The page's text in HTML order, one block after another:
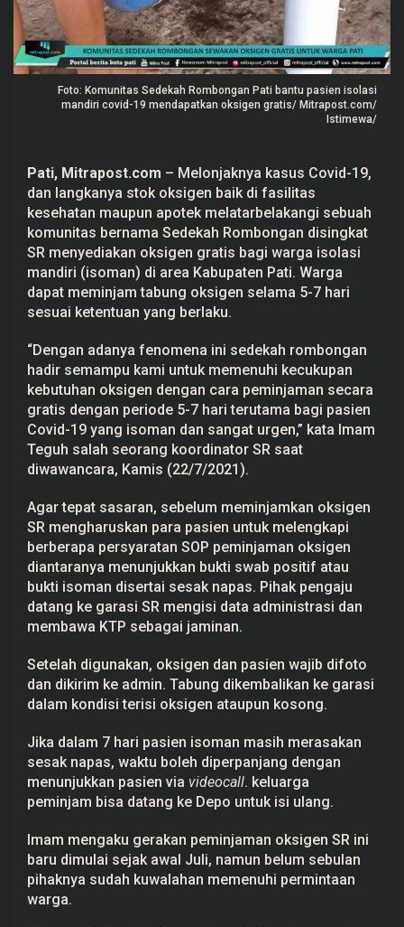
n
S
e
w
a
k
a
n
g
e
n
G
r
a
t
i
s
u
n
t
k
W
a
r
g
a
P
a
t
i
Foto: Komunitas Sedekah Rombongan Pati bantu pasien isolasi
mandiri covid-19 mendapatkan oksigen gratis/ Mitrapost.com/
Istimewa/
Pati, Mitrapost.com – Melonjaknya kasus Covid-19,
dan langkanya stok oksigen baik di fasilitas
kesehatan maupun apotek melatarbelakangi sebuah
komunitas bernama Sedekah Rombongan disingkat
SR menyediakan oksigen gratis bagi warga isolasi
mandiri (isoman) di area Kabupaten Pati. Warga
dapat meminjam tabung oksigen selama 5-7 hari
sesuai ketentuan yang berlaku.
“Dengan adanya fenomena ini sedekah rombongan
hadir semampu kami untuk memenuhi kecukupan
kebutuhan oksigen dengan cara peminjaman secara
gratis dengan periode 5-7 hari terutama bagi pasien
Covid-19 yang isoman dan sangat urgen,” kata Imam
Teguh salah seorang koordinator SR saat
diwawancara, Kamis (22/7/2021).
Agar tepat sasaran, sebelum meminjamkan oksigen
SR mengharuskan para pasien untuk melengkapi
berberapa persyaratan SOP peminjaman oksigen
diantaranya menunjukkan bukti swab positif atau
bukti isoman disertai sesak napas. Pihak pengaju
datang ke garasi SR mengisi data administrasi dan
membawa KTP sebagai jaminan.
Setelah digunakan, oksigen dan pasien wajib difoto
dan dikirim ke admin. Tabung dikembalikan ke garasi
dalam kondisi terisi oksigen ataupun kosong.
Jika dalam 7 hari pasien isoman masih merasakan
sesak napas, waktu boleh diperpanjang dengan
menunjukkan pasien via videocall. keluarga
peminjam bisa datang ke Depo untuk isi ulang.
Imam mengaku gerakan peminjaman oksigen SR ini
baru dimulai sejak awal Juli, namun belum sebulan
pihaknya sudah kuwalahan memenuhi permintaan
warga.